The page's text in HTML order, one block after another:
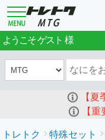
ようこそゲスト
【夏
【
トレトク 特殊セット